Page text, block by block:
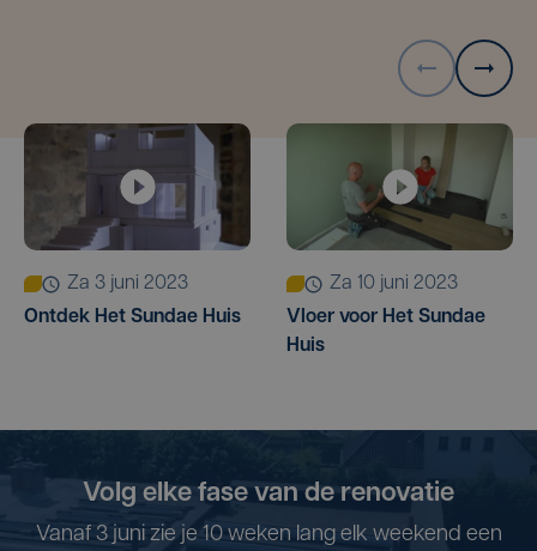
za 3 juni 2023
Ontdek Het Sundae Huis
za 10 juni 2023
Vloer voor Het Sundae
Huis
Volg elke fase van de renovatie
Vanaf 3 juni zie je 10 weken lang elk weekend een